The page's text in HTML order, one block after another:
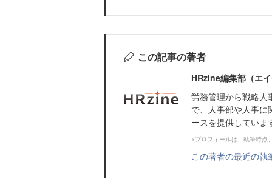
この記事の著者
HRzine編集部（エ
労務管理から戦略人
で、人事部や人事に
ースを提供していま
※プロフィールは、執筆時点
この著者の最近の執